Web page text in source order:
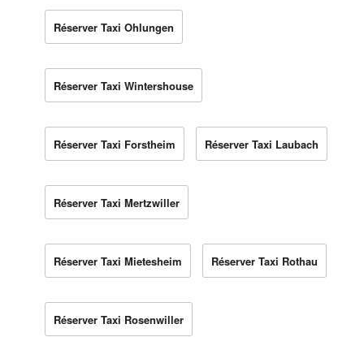
Réserver Taxi Ohlungen
Réserver Taxi Wintershouse
Réserver Taxi Forstheim Réserver Taxi Laubach
Réserver Taxi Mertzwiller
Réserver Taxi Mietesheim Réserver Taxi Rothau
Réserver Taxi Rosenwiller